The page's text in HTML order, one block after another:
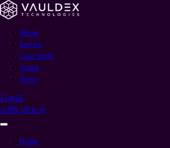
Home
Service
Case Study
About
News
日本語
お問い合わせ
Home